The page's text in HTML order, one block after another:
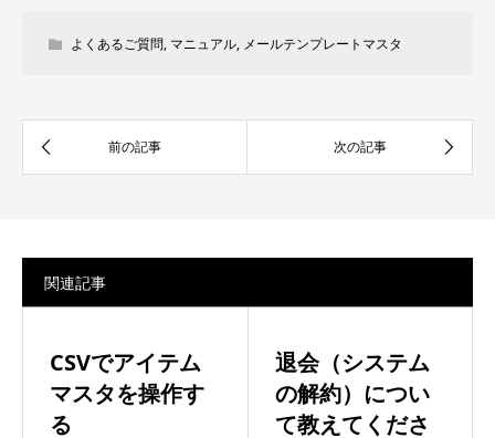
よくあるご質問, マニュアル, メールテンプレートマスタ
関連記事
CSVでアイテム
マスタを操作す
る
退会（システム
の解約）につい
て教えてくださ